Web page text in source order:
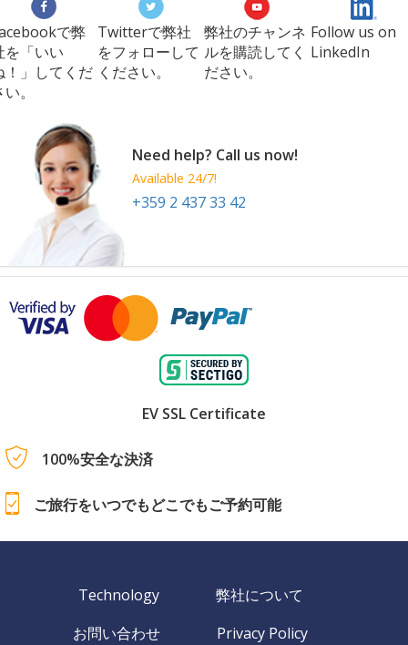
で弊
を「いい
！」してくだ
。
Twitterで弊社
をフォローして
ください。
弊社のチャンネ
ルを購読してく
ださい。
Follow us on
LinkedIn
Need help? Call us now!
Available 24/7!
+359 2 437 33 42
EV SSL Certificate
100%安全な決済
ご旅行をいつでもどこでもご予約可能
Technology
弊社について
お問い合わせ
Privacy Policy